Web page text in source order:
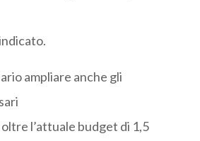
ampliare anche gli
l’attuale budget di 1,5